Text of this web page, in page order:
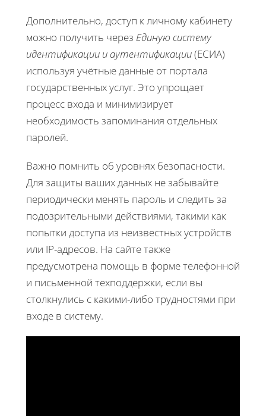
Дополнительно, доступ к личному кабинету
можно получить через Единую систему
идентификации и аутентификации(ЕСИА)
используя учётные данные от портала
государственных услуг. Это упрощает
процесс входа и минимизирует
необходимость запоминания отдельных
паролей.
Важно помнить об уровнях безопасности.
Для защиты ваших данных не забывайте
периодически менять пароль и следить за
подозрительными действиями, такими как
попытки доступа из неизвестных устройств
или IP-адресов. На сайте также
предусмотрена помощь в форме телефонной
и письменной техподдержки, если вы
столкнулись с какими-либо трудностями при
входе в систему.